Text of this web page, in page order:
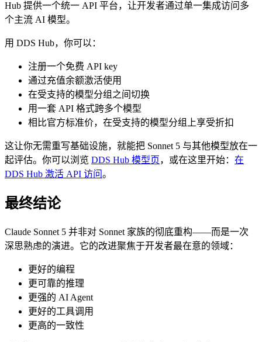
Hub 提供一个统一 API 平台，让开发者通过单一集成访问多
个主流 AI 模型。
用 DDS Hub，你可以：
注册一个免费 API key
通过充值余额激活使用
在受支持的模型分组之间切换
用一套 API 格式跨多个模型
相比官方标准价，在受支持的模型分组上享受折扣
这让你无需重写基础设施，就能把 Sonnet 5 与其他模型放在一
起评估。你可以浏览 DDS Hub 模型页，或在这里开始： 在
DDS Hub 激活 API 访问。
最终结论
Claude Sonnet 5 并非对 Sonnet 家族的彻底重构——而是一次
深思熟虑的演进。它的改进聚焦于开发者最在意的领域：
更好的编程
更可靠的推理
更强的 AI Agent
更好的工具调用
更高的一致性